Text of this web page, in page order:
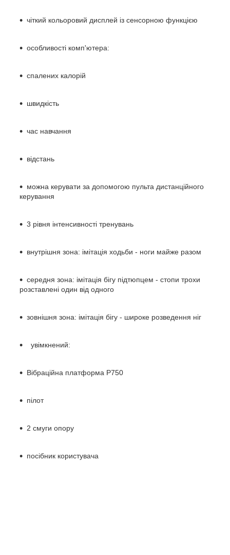
чіткий кольоровий дисплей із сенсорною функцією
особливості комп'ютера:
спалених калорій
швидкість
час навчання
відстань
можна керувати за допомогою пульта дистанційного
керування
3 рівня інтенсивності тренувань
внутрішня зона: імітація ходьби - ноги майже разом
середня зона: імітація бігу підтюпцем - стопи трохи
розставлені один від одного
зовнішня зона: імітація бігу - широке розведення ніг
увімкнений:
Вібраційна платформа P750
пілот
2 смуги опору
посібник користувача